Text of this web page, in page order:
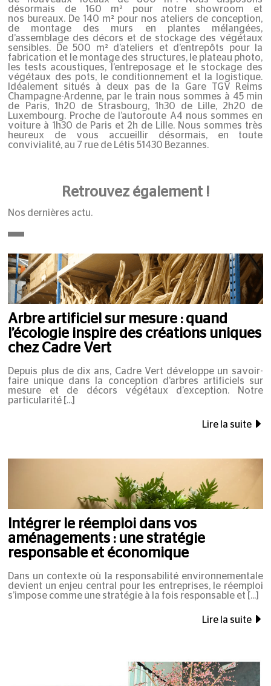
désormais de 160 m² pour notre showroom et
nos bureaux. De 140 m² pour nos ateliers de conception,
de montage des murs en plantes mélangées,
d’assemblage des décors et de stockage des végétaux
sensibles. De 500 m² d’ateliers et d’entrepôts pour la
fabrication et le montage des structures, le plateau photo,
les tests acoustiques, l’entreposage et le stockage des
végétaux des pots, le conditionnement et la logistique.
Idéalement situés à deux pas de la Gare TGV Reims
Champagne-Ardenne, par le train nous sommes à 45 min
de Paris, 1h20 de Strasbourg, 1h30 de Lille, 2h20 de
Luxembourg. Proche de l’autoroute A4 nous sommes en
voiture à 1h30 de Paris et 2h de Lille. Nous sommes très
heureux de vous accueillir désormais, en toute
convivialité, au 7 rue de Létis 51430 Bezannes.
Retrouvez également !
Nos dernières actu.
Arbre artificiel sur mesure : quand
l’écologie inspire des créations uniques
chez Cadre Vert
Depuis plus de dix ans, Cadre Vert développe un savoir-
faire unique dans la conception d’arbres artificiels sur
mesure et de décors végétaux d’exception. Notre
particularité
Lire la suite
Intégrer le réemploi dans vos
aménagements : une stratégie
responsable et économique
Dans un contexte où la responsabilité environnementale
devient un enjeu central pour les entreprises, le réemploi
s’impose comme une stratégie à la fois responsable et
Lire la suite